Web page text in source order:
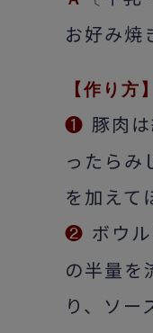
お好み焼
【作り方】
❶ 豚肉
ったらみ
を加えて
❷ ボウル
の半量を
り、ソー